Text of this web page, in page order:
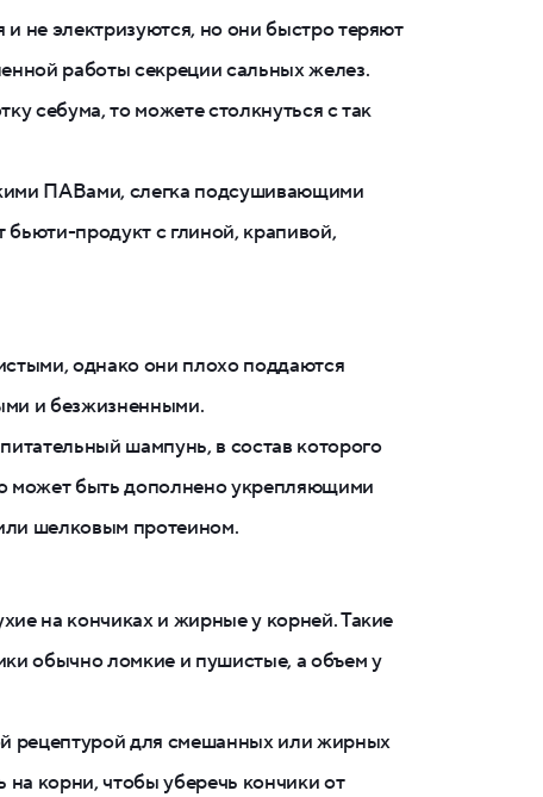
не электризуются, но они быстро теряют
работы секреции сальных желез.
себума, то можете столкнуться с так
ПАВами, слегка подсушивающими
продукт с глиной, крапивой,
однако они плохо поддаются
и безжизненными.
шампунь, в состав которого
может быть дополнено укрепляющими
шелковым протеином.
на кончиках и жирные у корней. Такие
обычно ломкие и пушистые, а объем у
рецептурой для смешанных или жирных
корни, чтобы уберечь кончики от